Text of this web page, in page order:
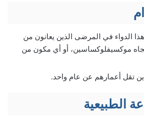
الدواء في المرضى الذين يعانون من
موكسيفلوكساسين، أو أي مكون من
تقل أعمارهم عن عام واحد.
الطبيعية